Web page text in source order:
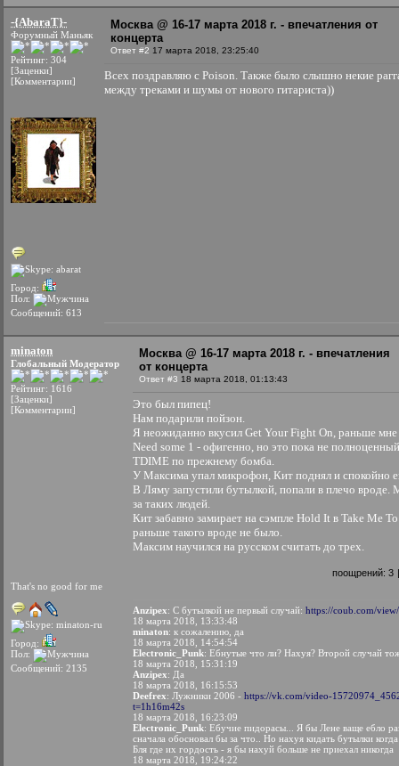
-{AbaraT}-
Форумный Маньяк
Рейтинг: 304
[Заценки]
[Комментарии]
Город:
Пол:
Сообщений: 613
Москва @ 16-17 марта 2018 г. - впечатления от
концерта
Ответ #2 17 марта 2018, 23:25:40
Всех поздравляю с Poison. Также было слышно некие
между треками и шумы от нового гитариста))
minaton
Глобальный Модератор
Рейтинг: 1616
[Заценки]
[Комментарии]
That's no good for me
Город:
Пол:
Сообщений: 2135
Москва @ 16-17 марта 2018 г. - впечатления
от концерта
Ответ #3 18 марта 2018, 01:13:43
Это был пипец!
Нам подарили пойзон.
Я неожиданно вкусил Get Your Fight On, раньше мне
Need some 1 - офигенно, но это пока не
TDIME по прежнему бомба.
У Максима упал микрофон, Кит поднял и спокойно
В Ляму запустили бутылкой, попали в плечо вроде.
за таких людей.
Кит забавно замирает на сэмпле Hold It в Take Me
раньше такого вроде не было.
Максим научился на русском считать до трех.
поощрений: 3 |
Anzipex: С бутылкой не первый случай: https://coub.com/
18 марта 2018, 13:33:48
minaton: к сожалению, да
18 марта 2018, 14:54:54
Electronic_Punk: Ебнутые что ли? Нахуя? Второй случай
18 марта 2018, 15:31:19
Anzipex: Да
18 марта 2018, 16:15:53
Deefrex: Лужники 2006 - https://vk.com/video-
t=1h16m42s
18 марта 2018, 16:23:09
Electronic_Punk: Ебучие пидорасы... Я бы Лене ваще ебло
сначала обосновал бы за что.. Но нахуя кидать бутылки
Бля где их гордость - я бы нахуй больше не приехал никогда
18 марта 2018, 19:24:22